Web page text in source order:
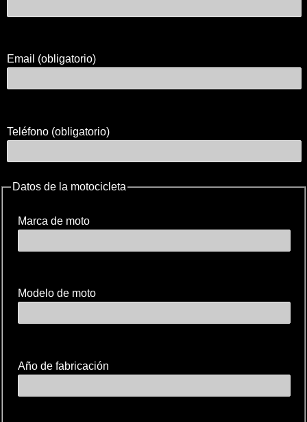
Email (obligatorio)
Teléfono (obligatorio)
Datos de la motocicleta
Marca de moto
Modelo de moto
Año de fabricación